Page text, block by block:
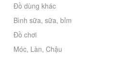
Đồ dùng khác
Bình sữa, sữa, bỉm
Đồ chơi
Móc, Làn, Chậu